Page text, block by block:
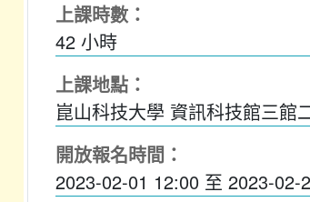
上課時數：
42小時
上課地點：
崑山科技大學 資訊科技館三館
開放報名時間：
2023-02-01 12:00 至 2023-02-